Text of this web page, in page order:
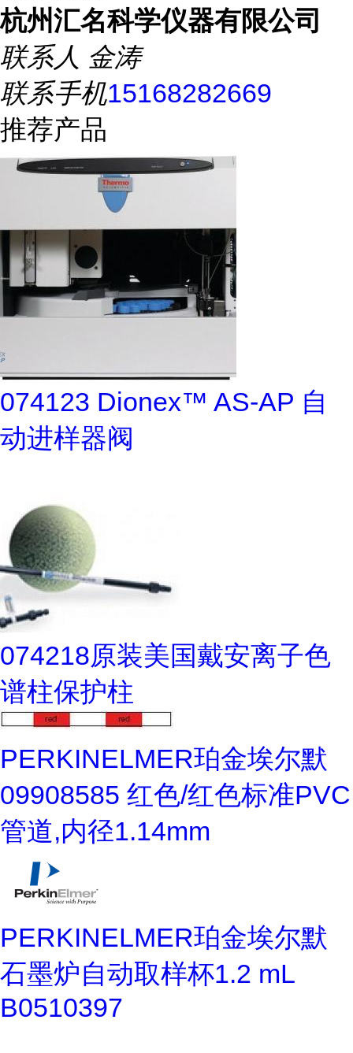
杭州汇名科学仪器有限公司
联系人 金涛
联系手机15168282669
推荐产品
074123 Dionex™ AS-AP 自
动进样器阀
074218原装美国戴安离子色
谱柱保护柱
PERKINELMER珀金埃尔默
09908585 红色/红色标准PVC
管道,内径1.14mm
PERKINELMER珀金埃尔默
石墨炉自动取样杯1.2 mL
B0510397